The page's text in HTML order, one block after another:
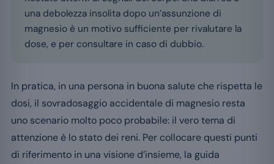
una debolezza insolita dopo un’assunzione di
magnesio è un motivo sufficiente per rivalutare la
dose, e per consultare in caso di dubbio.
In pratica, in una persona in buona salute che rispetta le
dosi, il sovradosaggio accidentale di magnesio resta
uno scenario molto poco probabile: il vero tema di
attenzione è lo stato dei reni. Per collocare questi punti
di riferimento in una visione d’insieme, la guida